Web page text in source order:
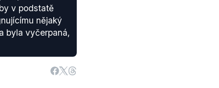
v podstatě
nějaký
byla vyčerpaná,